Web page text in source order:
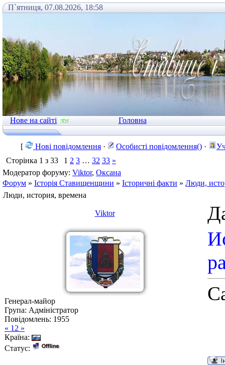
П`ятниця, 07.08.2026, 18:58
Нове на сайті Головна
[ Нові повідомлення · Особисті повідомлення() ·
Сторінка 1 з 33 1 2 3 … 32 33 »
Модератор форуму: Viktor, Оксана
Форум » Історія Ставищенщини » Історичні факти » Люди,
Люди, история, времена
Viktor
Генерал-майор
Група: Адміністратор
Повідомлень: 1955
« 12 »
Країна:
Статус: